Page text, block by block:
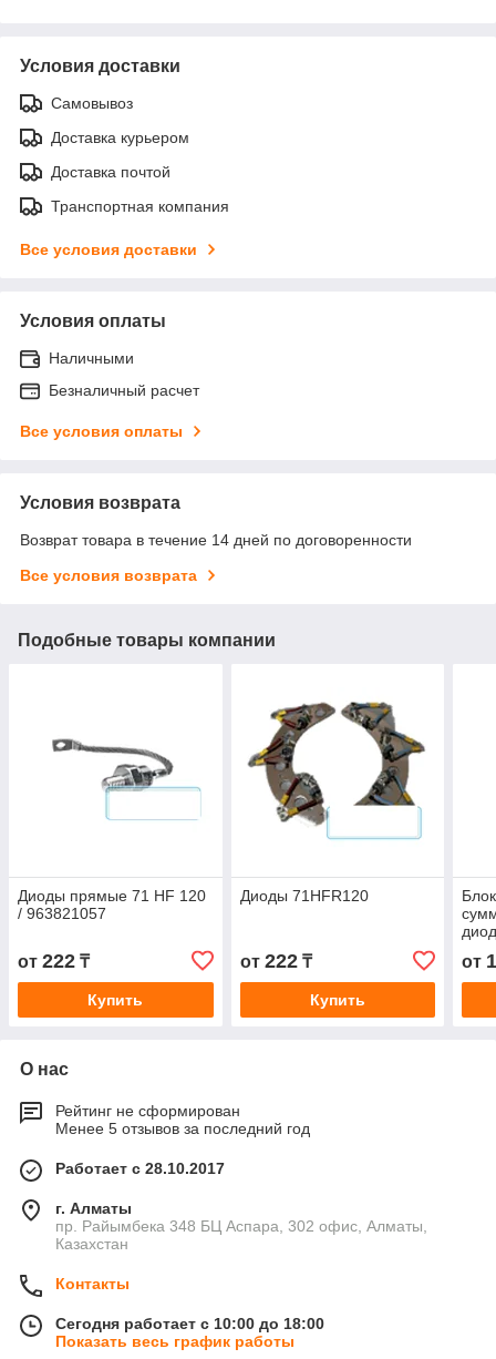
Условия доставки
Самовывоз
Доставка курьером
Доставка почтой
Транспортная компания
Все условия доставки
Условия оплаты
Наличными
Безналичный расчет
Все условия оплаты
Условия возврата
Возврат товара в течение 14 дней по договоренности
Все условия возврата
Подобные товары компании
Диоды прямые 71 HF 120
/ 963821057
от 222 ₸
Купить
Диоды 71HFR120
от 222₸
Купить
от
О нас
Рейтинг не сформирован
Менее 5 отзывов за последний год
Работает с 28.10.2017
г. Алматы
пр. Райымбека 348 БЦ Аспара, 302 офис, Алматы,
Казахстан
Контакты
Сегодня работает с 10:00 до 18:00
Показать весь график работы